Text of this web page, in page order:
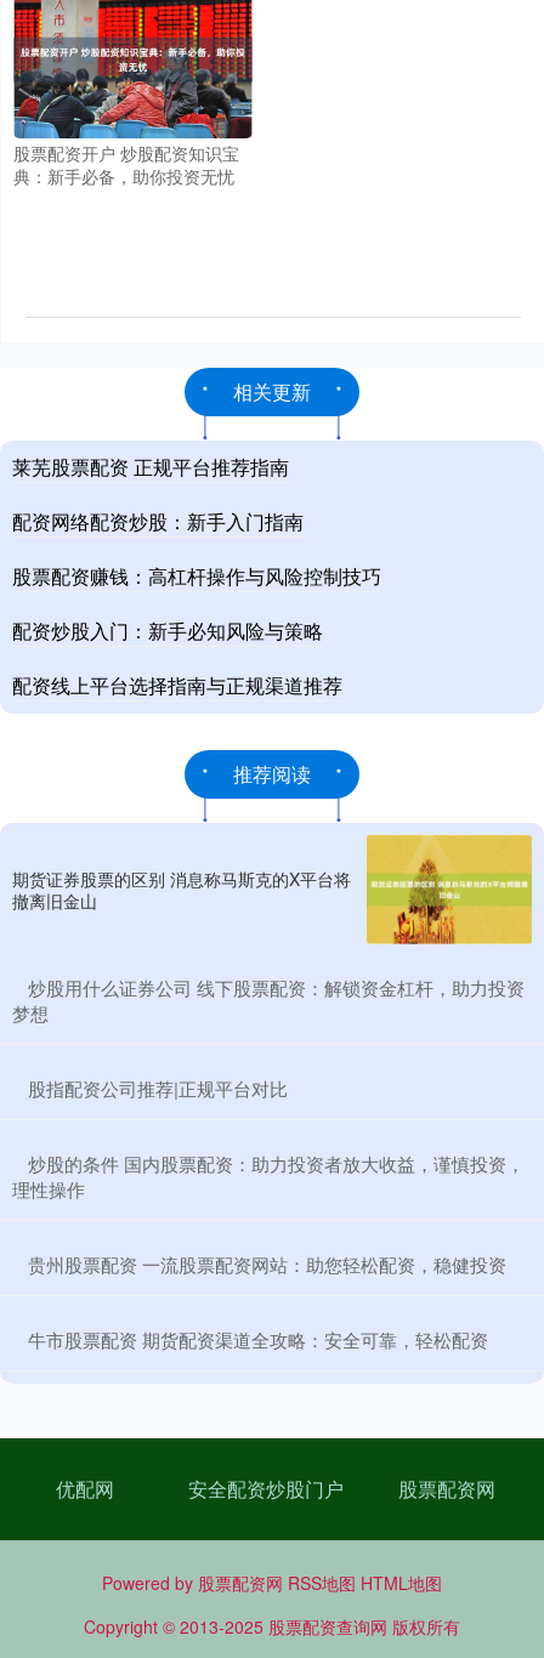
股票配资开户 炒股配资知识宝
典：新手必备，助你投资无忧
相关更新
莱芜股票配资 正规平台推荐指南
配资网络配资炒股：新手入门指南
股票配资赚钱：高杠杆操作与风险控制技巧
配资炒股入门：新手必知风险与策略
配资线上平台选择指南与正规渠道推荐
推荐阅读
期货证券股票的区别 消息称马斯克的X平台将
撤离旧金山
​炒股用什么证券公司 线下股票配资：解锁资金杠杆，助力投资
梦想
​股指配资公司推荐|正规平台对比
​炒股的条件 国内股票配资：助力投资者放大收益，谨慎投资，
理性操作
​贵州股票配资 一流股票配资网站：助您轻松配资，稳健投资
​牛市股票配资 期货配资渠道全攻略：安全可靠，轻松配资
优配网 安全配资炒股门户 股票配资网
Powered by 股票配资网 RSS地图 HTML地图
Copyright © 2013-2025 股票配资查询网 版权所有